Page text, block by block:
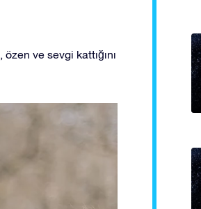
ve sevgi kattığını